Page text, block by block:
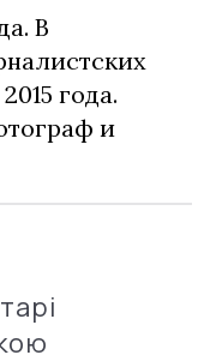
В
года.
и